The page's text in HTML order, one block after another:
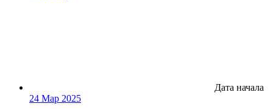
Дата начала
24 Мар 2025